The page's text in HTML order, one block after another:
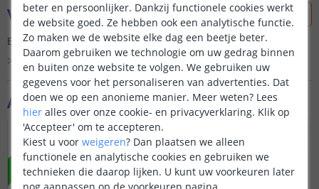
Aanvullende producten
NIEUW NIEUW
Vraag & antwoord
Er is nog geen vraag gesteld over dit product.
Bekijk alle
Vraag & antwoord
beter en persoonlijker. Dankzij functionele cookies werkt
de website goed. Ze hebben ook een analytische functie.
Zo maken we de website elke dag een beetje beter.
Daarom gebruiken we technologie om uw gedrag binnen
en buiten onze website te volgen. We gebruiken uw
gegevens voor het personaliseren van advertenties. Dat
doen we op een anonieme manier. Meer weten? Lees
hier alles over onze cookie- en privacyverklaring. Klik op
'Accepteer' om te accepteren.
Kiest u voor weigeren? Dan plaatsen we alleen
functionele en analytische cookies en gebruiken we
technieken die daarop lijken. U kunt uw voorkeuren later